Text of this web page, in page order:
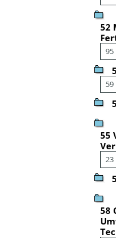
52
95
55
23
58